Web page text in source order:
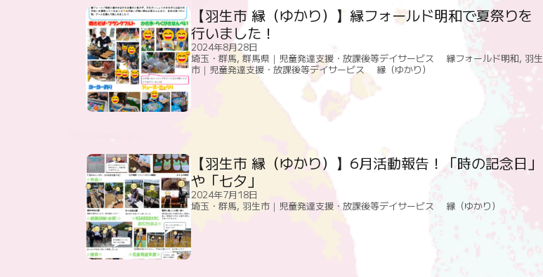
【羽生市 縁（ゆかり）】縁フォールド明和で夏祭りを
行いました！
2024年8月28日
埼玉・群馬, 群馬県｜児童発達支援・放課後等デイサービス 縁フォールド明和, 羽生
市｜児童発達支援・放課後等デイサービス 縁（ゆかり）
【羽生市 縁（ゆかり）】6月活動報告！「時の記念日」
や「七夕」
2024年7月18日
埼玉・群馬, 羽生市｜児童発達支援・放課後等デイサービス 縁（ゆかり）